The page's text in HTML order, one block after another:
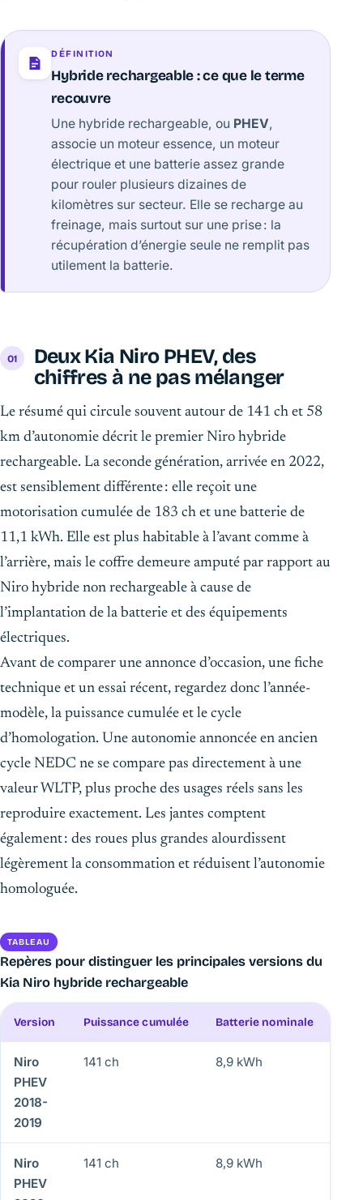
DÉFINITION
Hybride rechargeable : ce que le terme
recouvre
Une hybride rechargeable, ou PHEV,
associe un moteur essence, un moteur
électrique et une batterie assez grande
pour rouler plusieurs dizaines de
kilomètres sur secteur. Elle se recharge au
freinage, mais surtout sur une prise : la
récupération d’énergie seule ne remplit pas
utilement la batterie.
Deux Kia Niro PHEV, des
chiffres à ne pas mélanger
Le résumé qui circule souvent autour de 141 ch et 58
km d’autonomie décrit le premier Niro hybride
rechargeable. La seconde génération, arrivée en 2022,
est sensiblement différente : elle reçoit une
motorisation cumulée de 183 ch et une batterie de
11,1 kWh. Elle est plus habitable à l’avant comme à
l’arrière, mais le coffre demeure amputé par rapport au
Niro hybride non rechargeable à cause de
l’implantation de la batterie et des équipements
électriques.
Avant de comparer une annonce d’occasion, une fiche
technique et un essai récent, regardez donc l’année-
modèle, la puissance cumulée et le cycle
d’homologation. Une autonomie annoncée en ancien
cycle NEDC ne se compare pas directement à une
valeur WLTP, plus proche des usages réels sans les
reproduire exactement. Les jantes comptent
également : des roues plus grandes alourdissent
légèrement la consommation et réduisent l’autonomie
homologuée.
TABLEAU
Repères pour distinguer les principales versions du
Kia Niro hybride rechargeable
Version Puissance cumulée Batterie nominale
Niro
PHEV
2018-
2019
141 ch 8,9 kWh
Niro
PHEV
141 ch 8,9 kWh